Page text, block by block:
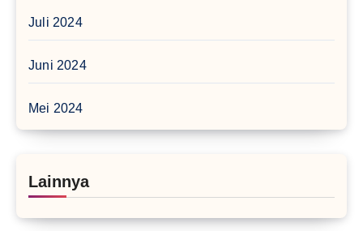
Juli 2024
Juni 2024
Mei 2024
Lainnya